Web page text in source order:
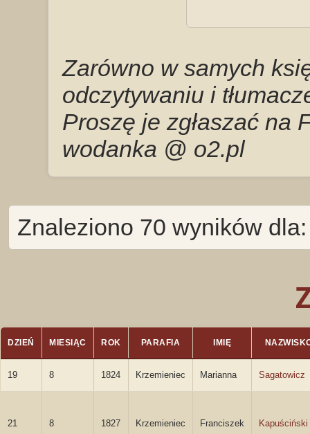
Zarówno w samych
odczytywaniu i
Proszę je zgłaszać na
wodanka @ o2.pl
Znaleziono 70 wyników
DZIEŃ MIESIĄC ROK PARAFIA IMIĘ
19 8 1824 Krzemieniec Marianna Sagatowicz
21 8 1827 Krzemieniec Franciszek Kapuściński